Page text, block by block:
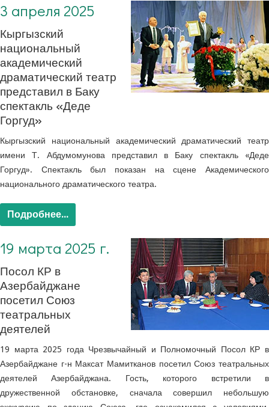
3 апреля 2025
Кыргызский
национальный
академический
драматический театр
представил в Баку
спектакль «Деде
Горгуд»
Кыргызский национальный академический драматический театр
имени Т. Абдумомунова представил в Баку спектакль «Деде
Горгуд».
Спектакль был показан на сцене Академического
национального драматического театра.
Подробнее...
19 марта 2025 г.
Посол КР в
Азербайджане
посетил Союз
театральных
деятелей
19 марта 2025 года Чрезвычайный и Полномочный Посол КР в
Азербайджане г-н Максат Мамитканов посетил Союз театральных
деятелей Азербайджана.
Гость, которого встретили в
дружественной обстановке, сначала совершил небольшую